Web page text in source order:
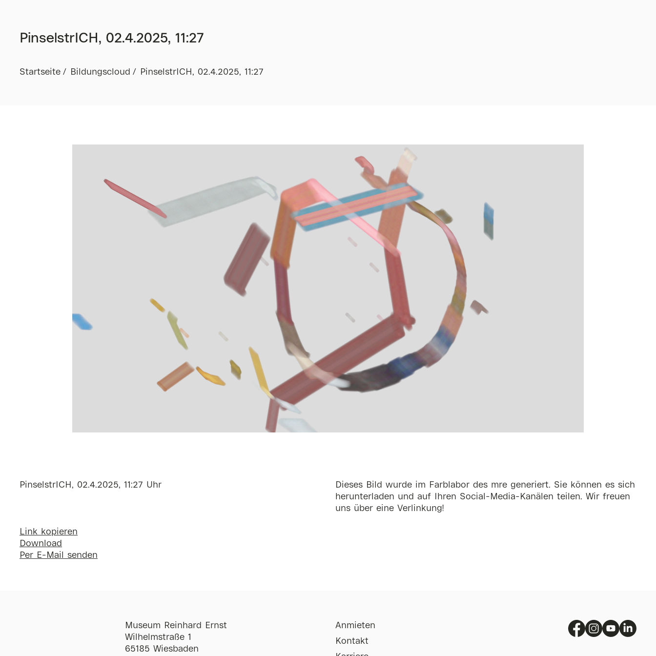
PinselstrICH, 02.4.2025, 11:27
Startseite Bildungscloud PinselstrICH, 02.4.2025, 11:27
PinselstrICH, 02.4.2025, 11:27 Uhr
Link kopieren
Download
Per E-Mail senden
Dieses Bild wurde im Farblabor des mre generiert. Sie können es sich
herunterladen und auf Ihren Social-Media-Kanälen teilen. Wir freuen
uns über eine Verlinkung!
Museum Reinhard Ernst
Wilhelmstraße 1
65185 Wiesbaden
Anmieten
Kontakt